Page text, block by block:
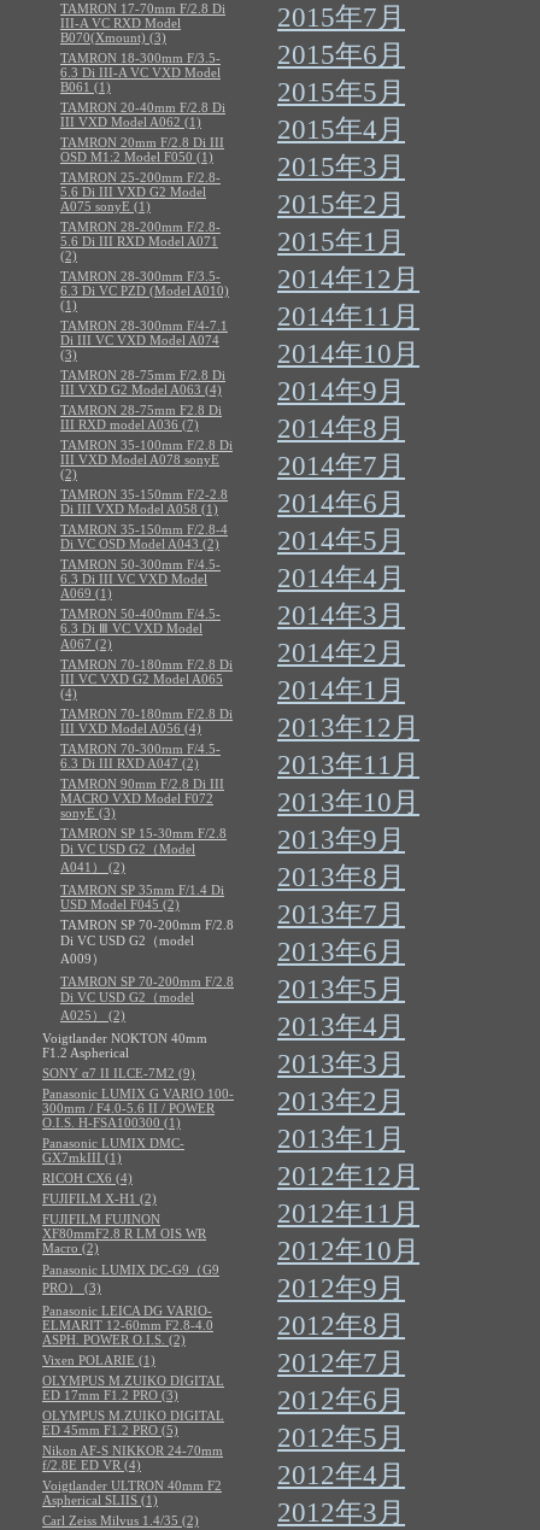
2015年7月
2015年6月
2015年5月
2015年4月
2015年3月
2015年2月
2015年1月
2014年12月
2014年11月
2014年10月
2014年9月
2014年8月
2014年7月
2014年6月
2014年5月
2014年4月
2014年3月
2014年2月
2014年1月
2013年12月
2013年11月
2013年10月
2013年9月
2013年8月
2013年7月
2013年6月
2013年5月
2013年4月
2013年3月
2013年2月
2013年1月
2012年12月
2012年11月
2012年10月
2012年9月
2012年8月
2012年7月
2012年6月
2012年5月
2012年4月
2012年3月
TAMRON 17-70mm F/2.8 Di
III-A VC RXD Model
B070(Xmount) (3)
TAMRON 18-300mm F/3.5-
6.3 Di III-A VC VXD Model
B061 (1)
TAMRON 20-40mm F/2.8 Di
III VXD Model A062 (1)
TAMRON 20mm F/2.8 Di III
OSD M1:2 Model F050 (1)
TAMRON 25-200mm F/2.8-
5.6 Di III VXD G2 Model
A075 sonyE (1)
TAMRON 28-200mm F/2.8-
5.6 Di III RXD Model A071
(2)
TAMRON 28-300mm F/3.5-
6.3 Di VC PZD (Model A010)
(1)
TAMRON 28-300mm F/4-7.1
Di III VC VXD Model A074
(3)
TAMRON 28-75mm F/2.8 Di
III VXD G2 Model A063 (4)
TAMRON 28-75mm F2.8 Di
III RXD model A036 (7)
TAMRON 35-100mm F/2.8 Di
III VXD Model A078 sonyE
(2)
TAMRON 35-150mm F/2-2.8
Di III VXD Model A058 (1)
TAMRON 35-150mm F/2.8-4
Di VC OSD Model A043 (2)
TAMRON 50-300mm F/4.5-
6.3 Di III VC VXD Model
A069 (1)
TAMRON 50-400mm F/4.5-
6.3 Di Ⅲ VC VXD Model
A067 (2)
TAMRON 70-180mm F/2.8 Di
III VC VXD G2 Model A065
(4)
TAMRON 70-180mm F/2.8 Di
III VXD Model A056 (4)
TAMRON 70-300mm F/4.5-
6.3 Di III RXD A047 (2)
TAMRON 90mm F/2.8 Di III
MACRO VXD Model F072
sonyE (3)
TAMRON SP 15-30mm F/2.8
Di VC USD G2（Model
A041） (2)
TAMRON SP 35mm F/1.4 Di
USD Model F045 (2)
TAMRON SP 70-200mm F/2.8
Di VC USD G2（model
A009）
TAMRON SP 70-200mm F/2.8
Di VC USD G2（model
A025） (2)
Voigtlander NOKTON 40mm
F1.2 Aspherical
SONY α7 II ILCE-7M2 (9)
Panasonic LUMIX G VARIO 100-
300mm / F4.0-5.6 II / POWER
O.I.S. H-FSA100300 (1)
Panasonic LUMIX DMC-
GX7mkIII (1)
RICOH CX6 (4)
FUJIFILM X-H1 (2)
FUJIFILM FUJINON
XF80mmF2.8 R LM OIS WR
Macro (2)
Panasonic LUMIX DC-G9（G9
PRO） (3)
Panasonic LEICA DG VARIO-
ELMARIT 12-60mm F2.8-4.0
ASPH. POWER O.I.S. (2)
Vixen POLARIE (1)
OLYMPUS M.ZUIKO DIGITAL
ED 17mm F1.2 PRO (3)
OLYMPUS M.ZUIKO DIGITAL
ED 45mm F1.2 PRO (5)
Nikon AF-S NIKKOR 24-70mm
f/2.8E ED VR (4)
Voigtlander ULTRON 40mm F2
Aspherical SLIIS (1)
Carl Zeiss Milvus 1.4/35 (2)